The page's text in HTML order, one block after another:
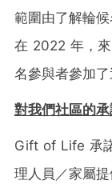
範圍由了解輪候
在 2022 年，
名參與者參加了
對我們社區的
Gift of Life 承
理人員／家屬